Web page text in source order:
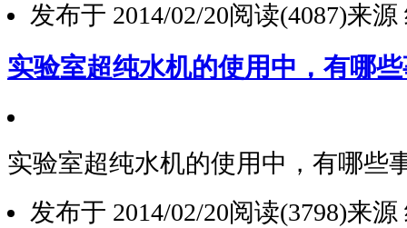
发布于 2014/02/20阅读(4087)来源
实验室超纯水机的使用中，有哪
实验室超纯水机的使用中，有哪些
发布于 2014/02/20阅读(3798)来源